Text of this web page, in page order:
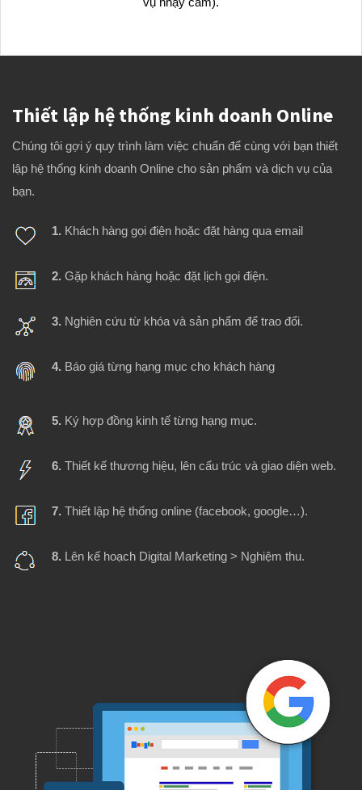
vụ nhạy cảm).
Thiết lập hệ thống kinh doanh Online
Chúng tôi gợi ý quy trình làm việc chuẩn để cùng với bạn thiết
lập hệ thống kinh doanh Online cho sản phẩm và dịch vụ của
bạn.
1. Khách hàng gọi điện hoặc đặt hàng qua email
2. Gặp khách hàng hoặc đặt lịch gọi điện.
3. Nghiên cứu từ khóa và sản phẩm để trao đổi.
4. Báo giá từng hạng mục cho khách hàng
5. Ký hợp đồng kinh tế từng hạng mục.
6. Thiết kế thương hiệu, lên cấu trúc và giao diện web.
7. Thiết lập hệ thống online (facebook, google…).
8. Lên kế hoạch Digital Marketing > Nghiệm thu.